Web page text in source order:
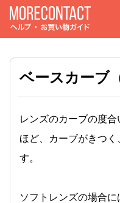
ベースカーブ
レンズのカーブの度
ほど、カーブがきつ
す。
ソフトレンズの場合